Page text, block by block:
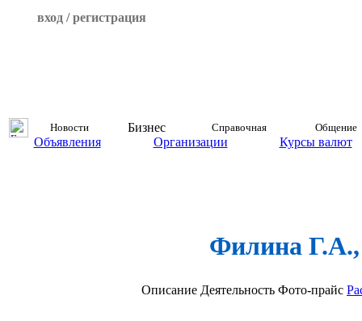
вход / регистрация
Новости Бизнес Справочная Общение
Объявления Организации Курсы валют
Филина
Описание Деятельность Фото-прайс